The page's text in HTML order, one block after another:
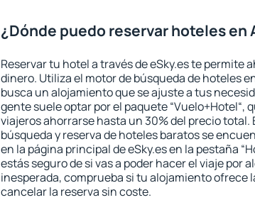
¿Dónde puedo reservar hoteles en
Reservar tu hotel a través de eSky.es te permite
dinero. Utiliza el motor de búsqueda de hoteles
busca un alojamiento que se ajuste a tus
gente suele optar por el paquete “Vuelo+Hotel“,
viajeros ahorrarse hasta un 30% del precio total.
búsqueda y reserva de hoteles baratos se
en la página principal de eSky.es en la pestaña
estás seguro de si vas a poder hacer el viaje por
inesperada, comprueba si tu alojamiento ofrece
cancelar la reserva sin coste.